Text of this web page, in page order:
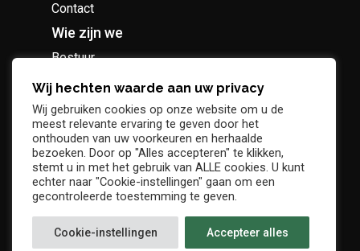
Contact
Wie zijn we
Bestuur
Geschiedenis
Supportersclub
Socio Business Club
Wij hechten waarde aan uw privacy
Wij gebruiken cookies op onze website om u de
meest relevante ervaring te geven door het
onthouden van uw voorkeuren en herhaalde
bezoeken. Door op "Alles accepteren" te klikken,
stemt u in met het gebruik van ALLE cookies. U kunt
echter naar "Cookie-instellingen" gaan om een
gecontroleerde toestemming te geven.
Cookie-instellingen Accepteer alles